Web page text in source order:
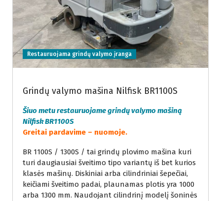
Restauruojama grindų valymo įranga
Grindų valymo mašina Nilfisk BR1100S
Šiuo metu restauruojame grindų valymo mašiną
Nilfisk BR1100S
Greitai pardavime – nuomoje.
BR 1100S / 1300S / tai grindų plovimo mašina kuri
turi daugiausiai šveitimo tipo variantų iš bet kurios
klasės mašinų. Diskiniai arba cilindriniai šepečiai,
keičiami šveitimo padai, plaunamas plotis yra 1000
arba 1300 mm. Naudojant cilindrinį modelį šoninės